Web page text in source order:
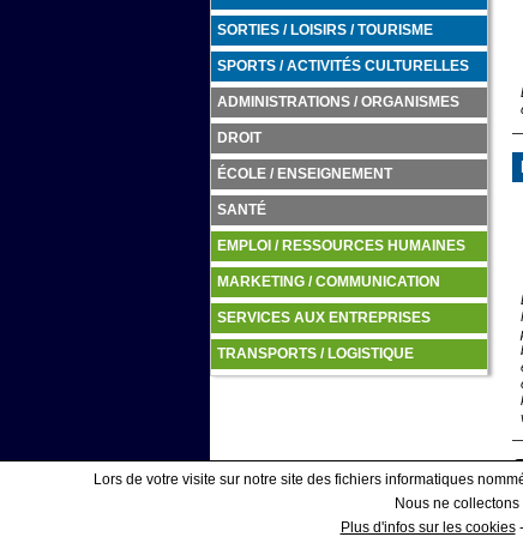
SORTIES / LOISIRS / TOURISME
SPORTS / ACTIVITÉS CULTURELLES
ADMINISTRATIONS / ORGANISMES
DROIT
ÉCOLE / ENSEIGNEMENT
SANTÉ
EMPLOI / RESSOURCES HUMAINES
MARKETING / COMMUNICATION
SERVICES AUX ENTREPRISES
TRANSPORTS / LOGISTIQUE
Affiner votre rechercheCOOKIES|
Lors de votre visite sur notre site des fichiers informatiques
Nous ne
Plus d'infos sur les cookies-